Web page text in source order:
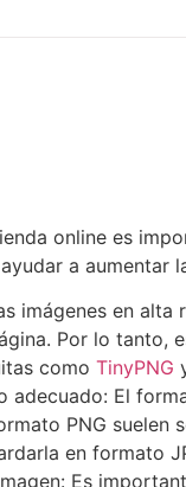
online es
a aumentar
imágenes en
Por lo tanto,
como TinyPNG
adecuado: El
PNG suelen
en formato
Es